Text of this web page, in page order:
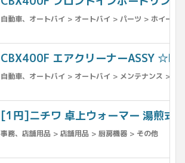
自動車、オートバイ > オートバイ > パーツ > ホイール
CBX400F エアクリーナーASSY
自動車、オートバイ > オートバイ > メンテナンス >
[1円]ニチワ 卓上ウォーマー 湯煎式
事務、店舗用品 > 店舗用品 > 厨房機器 > その他